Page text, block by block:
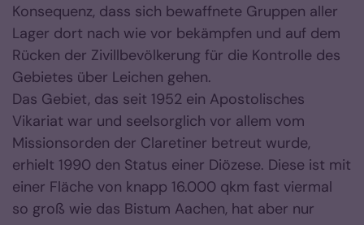
Konsequenz, dass sich bewaffnete Gruppen aller
Lager dort nach wie vor bekämpfen und auf dem
Rücken der Zivillbevölkerung für die Kontrolle des
Gebietes über Leichen gehen.
Das Gebiet, das seit 1952 ein Apostolisches
Vikariat war und seelsorglich vor allem vom
Missionsorden der Claretiner betreut wurde,
erhielt 1990 den Status einer Diözese. Diese ist mit
einer Fläche von knapp 16.000 qkm fast viermal
so groß wie das Bistum Aachen, hat aber nur